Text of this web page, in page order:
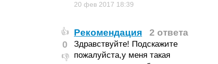
20 фев 2017 18:39
👍
0
👎
Рекомендация 2 ответа
Здравствуйте! Подскажите
пожалуйста,у меня такая